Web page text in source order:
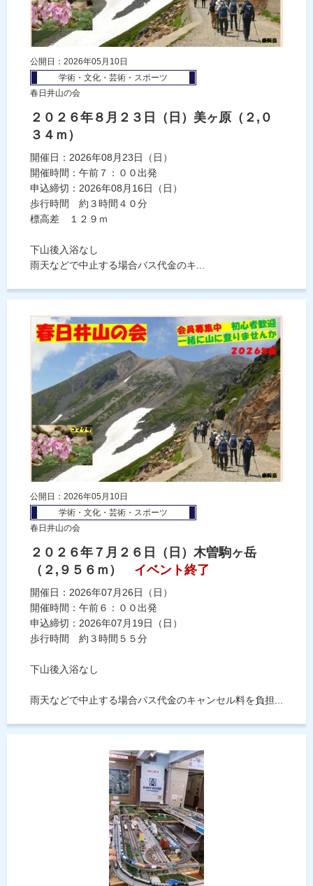
公開日：2026年05月10日
学術・文化・芸術・スポーツ
春日井山の会
２０２６年８月２３日（日）美ヶ原（２,０
３４ｍ）
開催日：2026年08月23日（日）
開催時間：午前７：００出発
申込締切：2026年08月16日（日）
歩行時間 約３時間４０分
標高差 １２９ｍ
下山後入浴なし
雨天などで中止する場合バス代金のキ...
公開日：2026年05月10日
学術・文化・芸術・スポーツ
春日井山の会
２０２６年７月２６日（日）木曽駒ヶ岳
（２,９５６ｍ）
イベント終了
開催日：2026年07月26日（日）
開催時間：午前６：００出発
申込締切：2026年07月19日（日）
歩行時間 約３時間５５分
下山後入浴なし
雨天などで中止する場合バス代金のキャンセル料を負担...